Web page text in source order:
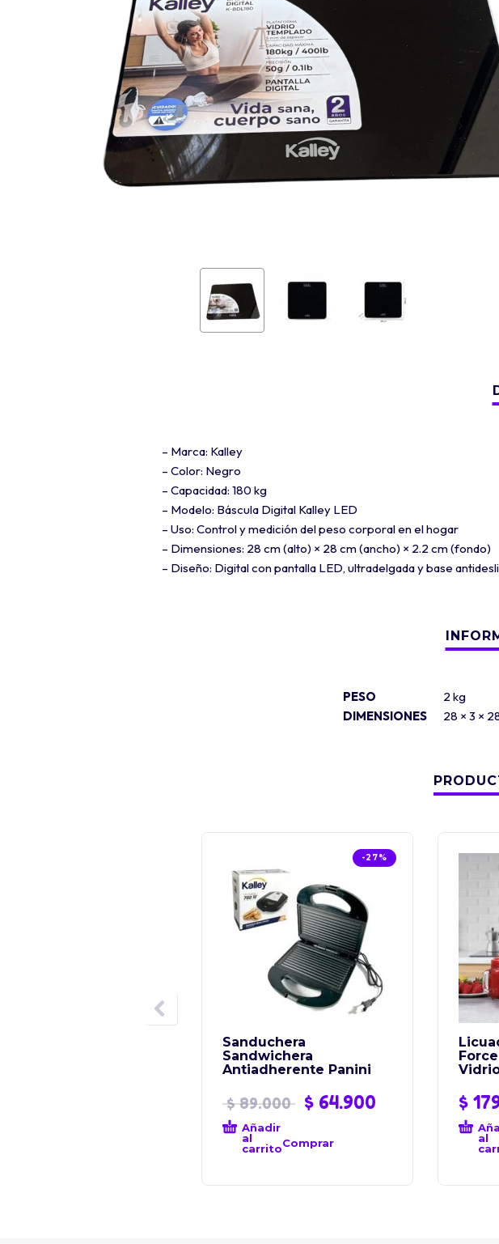
– Marca: Kalley
– Color: Negro
– Capacidad: 180 kg
– Modelo: Báscula Digital Kalley LED
– Uso: Control y medición del peso corporal en el hogar
– Dimensiones: 28 cm (alto) × 28 cm (ancho) × 2.2 cm (fondo)
– Diseño: Digital con pantalla LED, ultradelgada y base
PESO
2 kg
DIMENSIONES
28 × 3 ×
-27%
Sanduchera
Sandwichera
Antiadherente Panini
$89.000 $ 64.900
Añadir
al
carritoComprar
$
al